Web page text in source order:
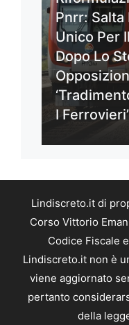
Pnrr: Salta
Unico Per
Dopo Lo
I Ferrovieri’
Lindiscreto.it di
Corso Vittorio
Codice Fiscale
Lindiscreto.it non è
viene aggiornato
pertanto
della